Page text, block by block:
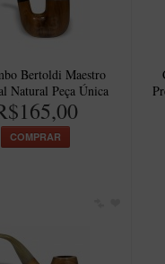
Bertoldi Maestro
Natural Peça Única
COMPRAR